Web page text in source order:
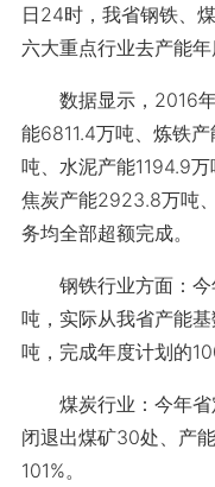
日24时，我省钢铁、
六大重点行业去产能年
数据显示，2016年
能6811.4万吨、炼铁
吨、水泥产能1194.9
焦炭产能2923.8万吨
务均全部超额完成。
钢铁行业方面：今
吨，实际从我省产能
吨，完成年度计划的
煤炭行业：今年省
闭退出煤矿30处、产
101%。